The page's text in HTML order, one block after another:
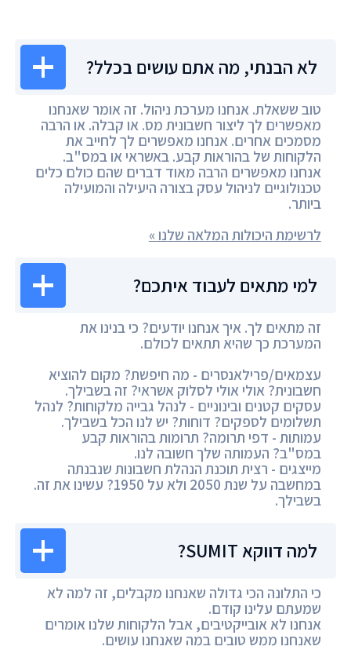
לא הבנתי, מה אתם עושים בכלל?
טוב ששאלת. אנחנו מערכת ניהול. זה אומר שאנחנו
מאפשרים לך ליצור חשבונית מס. או קבלה. או הרבה
מסמכים אחרים. אנחנו מאפשרים לך לחייב את
הלקוחות של בהוראות קבע. באשראי או במס"ב.
אנחנו מאפשרים הרבה מאוד דברים שהם כולם כלים
טכנולוגיים לניהול עסק בצורה היעילה והמועילה
ביותר.
לרשימת היכולות המלאה שלנו »
למי מתאים לעבוד איתכם?
זה מתאים לך. איך אנחנו יודעים? כי בנינו את
המערכת כך שהיא תתאים לכולם.
עצמאים/פרילאנסרים - מה חיפשת? מקום להוציא
חשבונית? אולי אולי לסלוק אשראי? זה בשבילך.
עסקים קטנים ובינוניים - לנהל גבייה מלקוחות? לנהל
תשלומים לספקים? דוחות? יש לנו הכל בשבילך.
עמותות - דפי תרומה? תרומות בהוראות קבע
במס"ב? העמותה שלך חשובה לנו.
מייצגים - רצית תוכנת הנהלת חשבונות שנבנתה
במחשבה על שנת 2050 ולא על 1950? עשינו את זה.
בשבילך.
למה דווקא SUMIT?
כי התלונה הכי גדולה שאנחנו מקבלים, זה למה לא
שמעתם עלינו קודם.
אנחנו לא אובייקטיבים, אבל הלקוחות שלנו אומרים
שאנחנו ממש טובים במה שאנחנו עושים.